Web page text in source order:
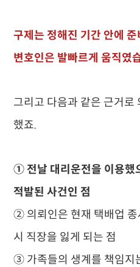
구제는 정해진 기간 안에
변호인은 발빠르게 움직였
그리고 다음과 같은 근거로
했죠.
① 전날 대리운전을 이용했
적발된 사건인 점
② 의뢰인은 현재 택배업
시 직장을 잃게 되는 점
③ 가족들의 생계를 책임지